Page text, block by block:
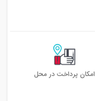
امکان پرداخت در محل